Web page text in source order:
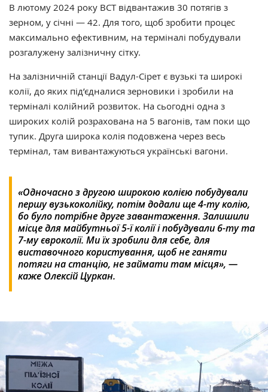
В лютому 2024 року ВСТ відвантажив 30 потягів з
зерном, у січні — 42. Для того, щоб зробити процес
максимально ефективним, на терміналі побудували
розгалужену залізничну сітку.
На залізничній станції Вадул-Сірет є вузькі та широкі
колії, до яких під’єдналися зерновики і зробили на
терміналі колійний розвиток. На сьогодні одна з
широких колій розрахована на 5 вагонів, там поки що
тупик. Друга широка колія подовжена через весь
термінал, там вивантажуються українські вагони.
«Одночасно з другою широкою колією побудували
першу вузькоколійку, потім додали ще 4-ту колію,
бо було потрібне друге завантаження. Залишили
місце для майбутньої 5-ї колії і побудували 6-ту та
7-му євроколії. Ми їх зробили для себе, для
виставочного користування, щоб не ганяти
потяги на станцію, не займати там місця», —
каже Олексій Цуркан.